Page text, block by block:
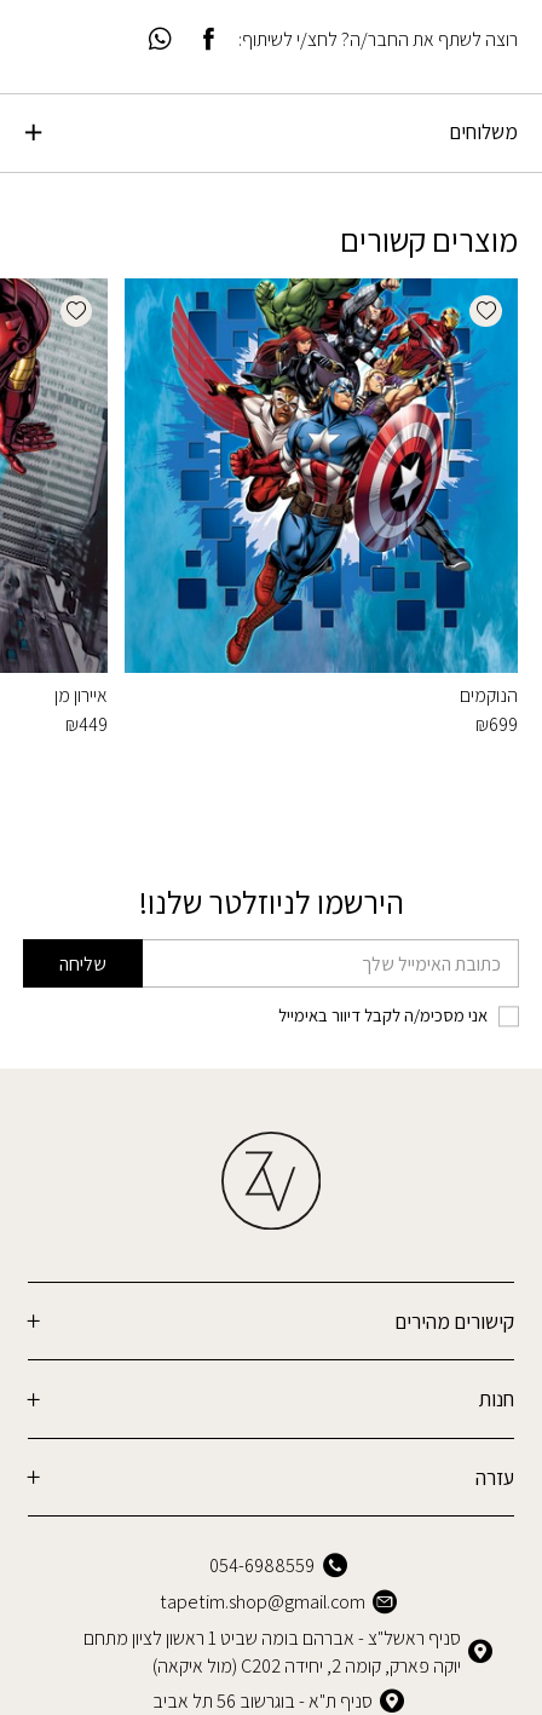
משלוחים
רוצה לשתף את החבר/ה? לחצ/י לשיתוף:
מוצרים קשורים
Add wishlist
הנוקמים
₪699
wishlist
איירון מן
₪449
הירשמו לניוזלטר שלנו!
דוא׳׳ל שליחה
אני מסכימ/ה לקבל דיוור באימייל
קישורים מהירים
חנות
עזרה
054-6988559
tapetim.shop@gmail.com
סניף ראשל"צ - אברהם בומה שביט 1 ראשון לציון מתחם
יוקה פארק, קומה 2, יחידה C202 (מול איקאה)
סניף ת"א - בוגרשוב 56 תל אביב